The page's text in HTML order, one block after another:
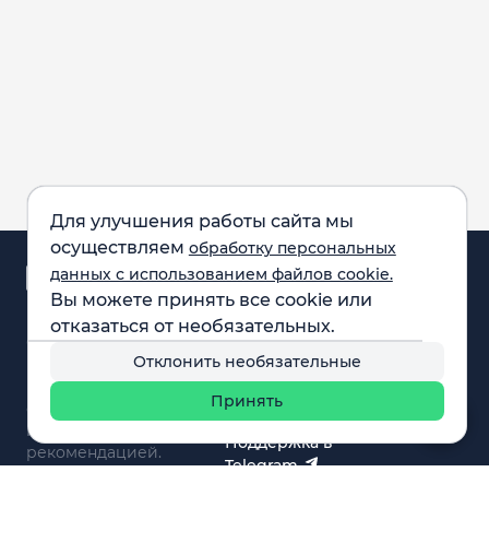
Для улучшения работы сайта мы
осуществляем обработку персональных
данных с использованием файлов cookie.
Вы можете принять все cookie или
отказаться от необязательных.
Отклонить необязательные
Принять
Обращаем внимание:
все материалы,
представленные на
сайте, не являются
инвестиционной
рекомендацией.
Аналитика и
новости
Карта рынка
Компании
F.A.Q.
Обучение
Вебинары
О нас
Поддержка в
Telegram